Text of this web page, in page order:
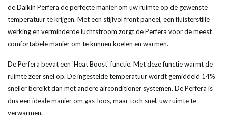
de Daikin Perfera de perfecte manier om uw ruimte op de gewenste
temperatuur te krijgen. Met een stijlvol front paneel, een fluisterstille
werking en verminderde luchtstroom zorgt de Perfera voor de meest
comfortabele manier om te kunnen koelen en warmen.
De Perfera bevat een 'Heat Boost' functie. Met deze functie warmt de
ruimte zeer snel op. De ingestelde temperatuur wordt gemiddeld 14%
sneller bereikt dan met andere airconditioner systemen. De Perfera is
dus een ideale manier om gas-loos, maar toch snel, uw ruimte te
verwarmen.